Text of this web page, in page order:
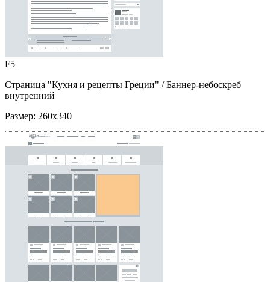
F5
Страница "Кухня и рецепты Греции" / Баннер-небоскреб
внутренний
Размер: 260x340